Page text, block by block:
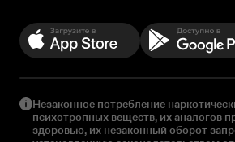
Незаконное потребление
психотропных веществ, их аналогов
здоровью, их незаконный оборот